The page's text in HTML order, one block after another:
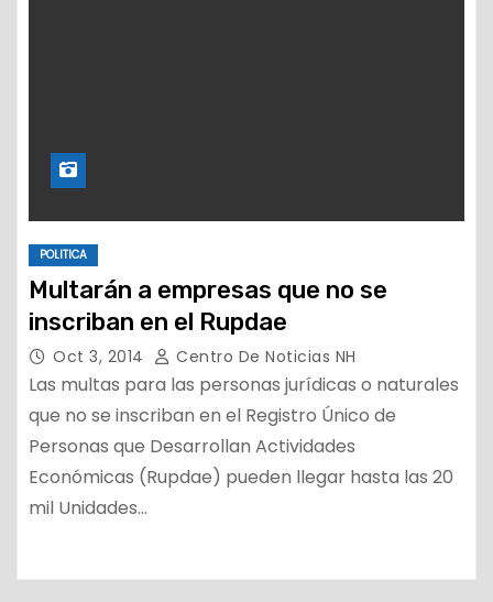
POLITICA
Multarán a empresas que no se
inscriban en el Rupdae
Oct 3, 2014 Centro De Noticias NH
Las multas para las personas jurídicas o naturales
que no se inscriban en el Registro Único de
Personas que Desarrollan Actividades
Económicas (Rupdae) pueden llegar hasta las 20
mil Unidades…